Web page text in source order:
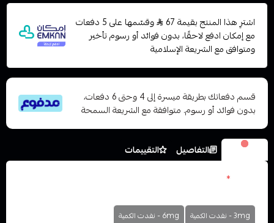
اشترِ هذا المنتج بقيمة 67
وقسّمها على 5 دفعات
مع إمكان ادفع لاحقًا، بدون فوائد أو رسوم تأخير
ومتوافق مع الشريعة الإسلامية
قسم دفعاتك بطريقة ميسرة إلى 4 وحتى 6 دفعات،
بدون فوائد أو رسوم. متوافقة مع الشريعة السمحة
الخيارات التفاصيل
التقييمات
*
3mg - نفدت الكمية 6mg - نفدت الكمية